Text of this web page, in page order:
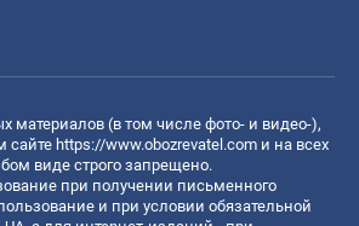
материалов (в том числе фото- и видео-),
сайте https://www.obozrevatel.com и на всех
виде строго запрещено.
при получении письменного
и при условии обязательной